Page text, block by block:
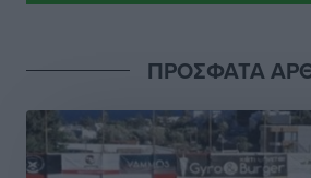
Σταυρός Καλυθιών: Απέκτησε και
Καρελλάκη
Αθλητικά• πριν 4 ώρες
ΠΡΟΣΦΑΤΑ